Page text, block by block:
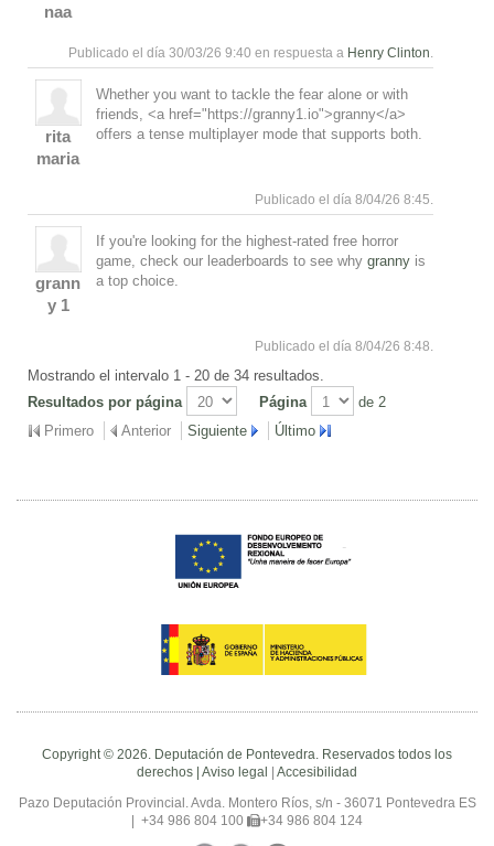
naa
Publicado el día 30/03/26 9:40 en respuesta a Henry Clinton
rita
maria
Whether you want to tackle the fear alone or with
friends, <a href="https://granny1.io">granny</a>
offers a tense multiplayer mode that supports both.
Publicado el día 8/04/26 8:45.
grann
y 1
If you're looking for the highest-rated free horror
game, check our leaderboards to see why grannyis
a top choice.
Publicado el día 8/04/26 8:48.
Mostrando el intervalo 1 - 20 de 34 resultados.
Resultados por página
Página
de 2
Primero
Anterior Siguiente Último
Copyright © 2026. Deputación de Pontevedra. Reservados todos los
derechos | Aviso legal | Accesibilidad
Pazo Deputación Provincial. Avda. Montero Ríos, s/n - 36071 Pontevedra ES
| +34 986 804 100
+34 986 804 124